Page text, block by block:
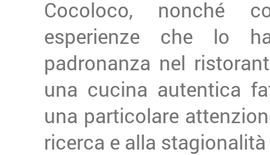
Cocoloco, nonché
esperienze che lo
padronanza nel
una cucina autentica
una particolare
ricerca e alla